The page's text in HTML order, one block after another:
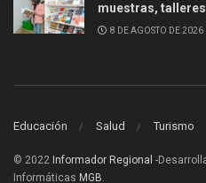
muestras, talleres
8 DE AGOSTO DE 2026
Educación Salud Turismo
© 2022 Informador Regional -
Informáticas MGB